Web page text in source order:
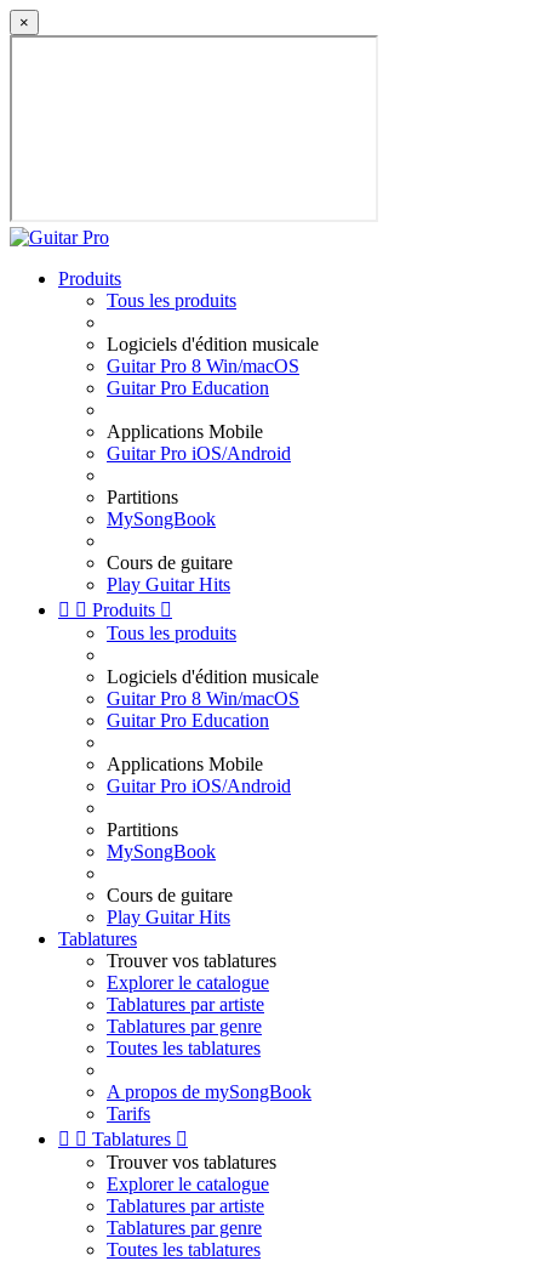
×
Produits
Tous les produits
Logiciels d'édition musicale
Guitar Pro 8 Win/macOS
Guitar Pro Education
Applications Mobile
Guitar Pro iOS/Android
Partitions
MySongBook
Cours de guitare
Play Guitar Hits
  Produits 
Tous les produits
Logiciels d'édition musicale
Guitar Pro 8 Win/macOS
Guitar Pro Education
Applications Mobile
Guitar Pro iOS/Android
Partitions
MySongBook
Cours de guitare
Play Guitar Hits
Tablatures
Trouver vos tablatures
Explorer le catalogue
Tablatures par artiste
Tablatures par genre
Toutes les tablatures
A propos de mySongBook
Tarifs
  Tablatures 
Trouver vos tablatures
Explorer le catalogue
Tablatures par artiste
Tablatures par genre
Toutes les tablatures